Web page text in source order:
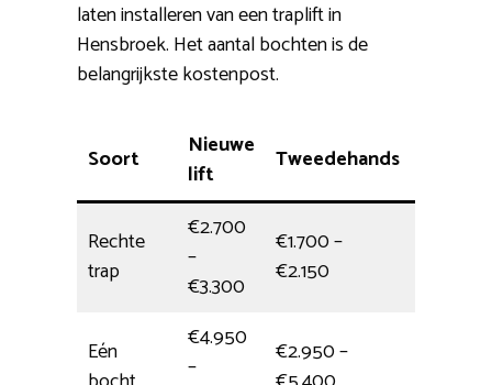
laten installeren van een traplift in
Hensbroek. Het aantal bochten is de
belangrijkste kostenpost.
Soort
Nieuwe
lift
Tweedehands
Rechte
trap
€2.700
–
€3.300
€1.700 –
€2.150
Eén
€4.950
–
€2.950 –